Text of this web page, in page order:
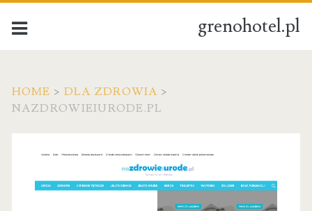
grenohotel.pl
HOME > DLA ZDROWIA >
NAZDROWIEIURODE.PL